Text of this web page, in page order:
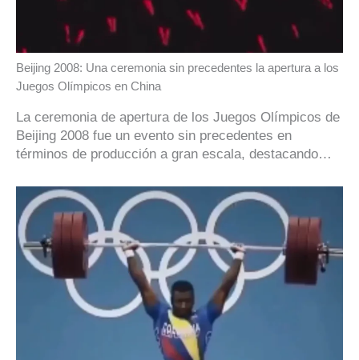
Beijing 2008: Una ceremonia sin precedentes la apertura a los
Juegos Olímpicos en China
La ceremonia de apertura de los Juegos Olímpicos de
Beijing 2008 fue un evento sin precedentes en
términos de producción a gran escala, destacando…